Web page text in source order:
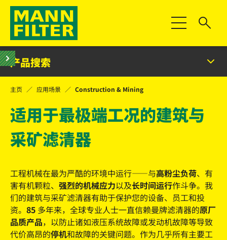
切换导航
产品搜索
主页 应用场景 Construction & Mining
适用于最极端工况的建筑与
采矿滤清器
工程机械在最为严酷的环境中运行——与高粉尘负荷、有
害有机颗粒、 强烈的机械应力以及长时间运行作斗争。我
们的建筑与采矿滤清器有助于保护您的设备、员工和投
资。 85 多年来，全球专业人士一直信赖曼牌滤清器的原厂
品质产品，以防止诸如液压系统故障或发动机故障等导致
代价高昂的停机和故障的关键问题。作为几乎所有主要工